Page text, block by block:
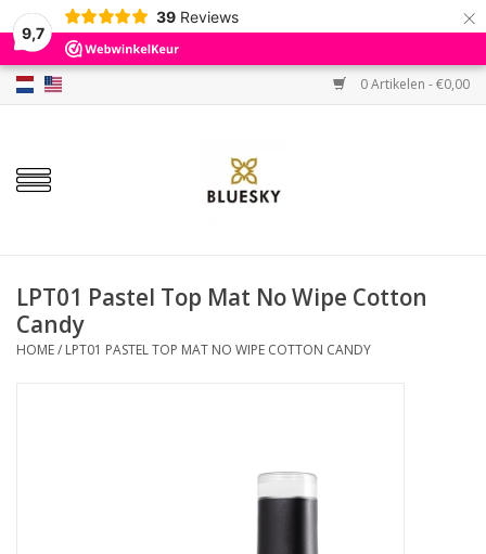
9,7
39 Reviews ×
0 Artikelen - €0,00
Home
Kleuren
Base & Top
BIAB etc.
LPT01 Pastel Top Mat No Wipe Cotton
Candy
HOME/ LPT01 PASTEL TOP MAT NO WIPE COTTON CANDY